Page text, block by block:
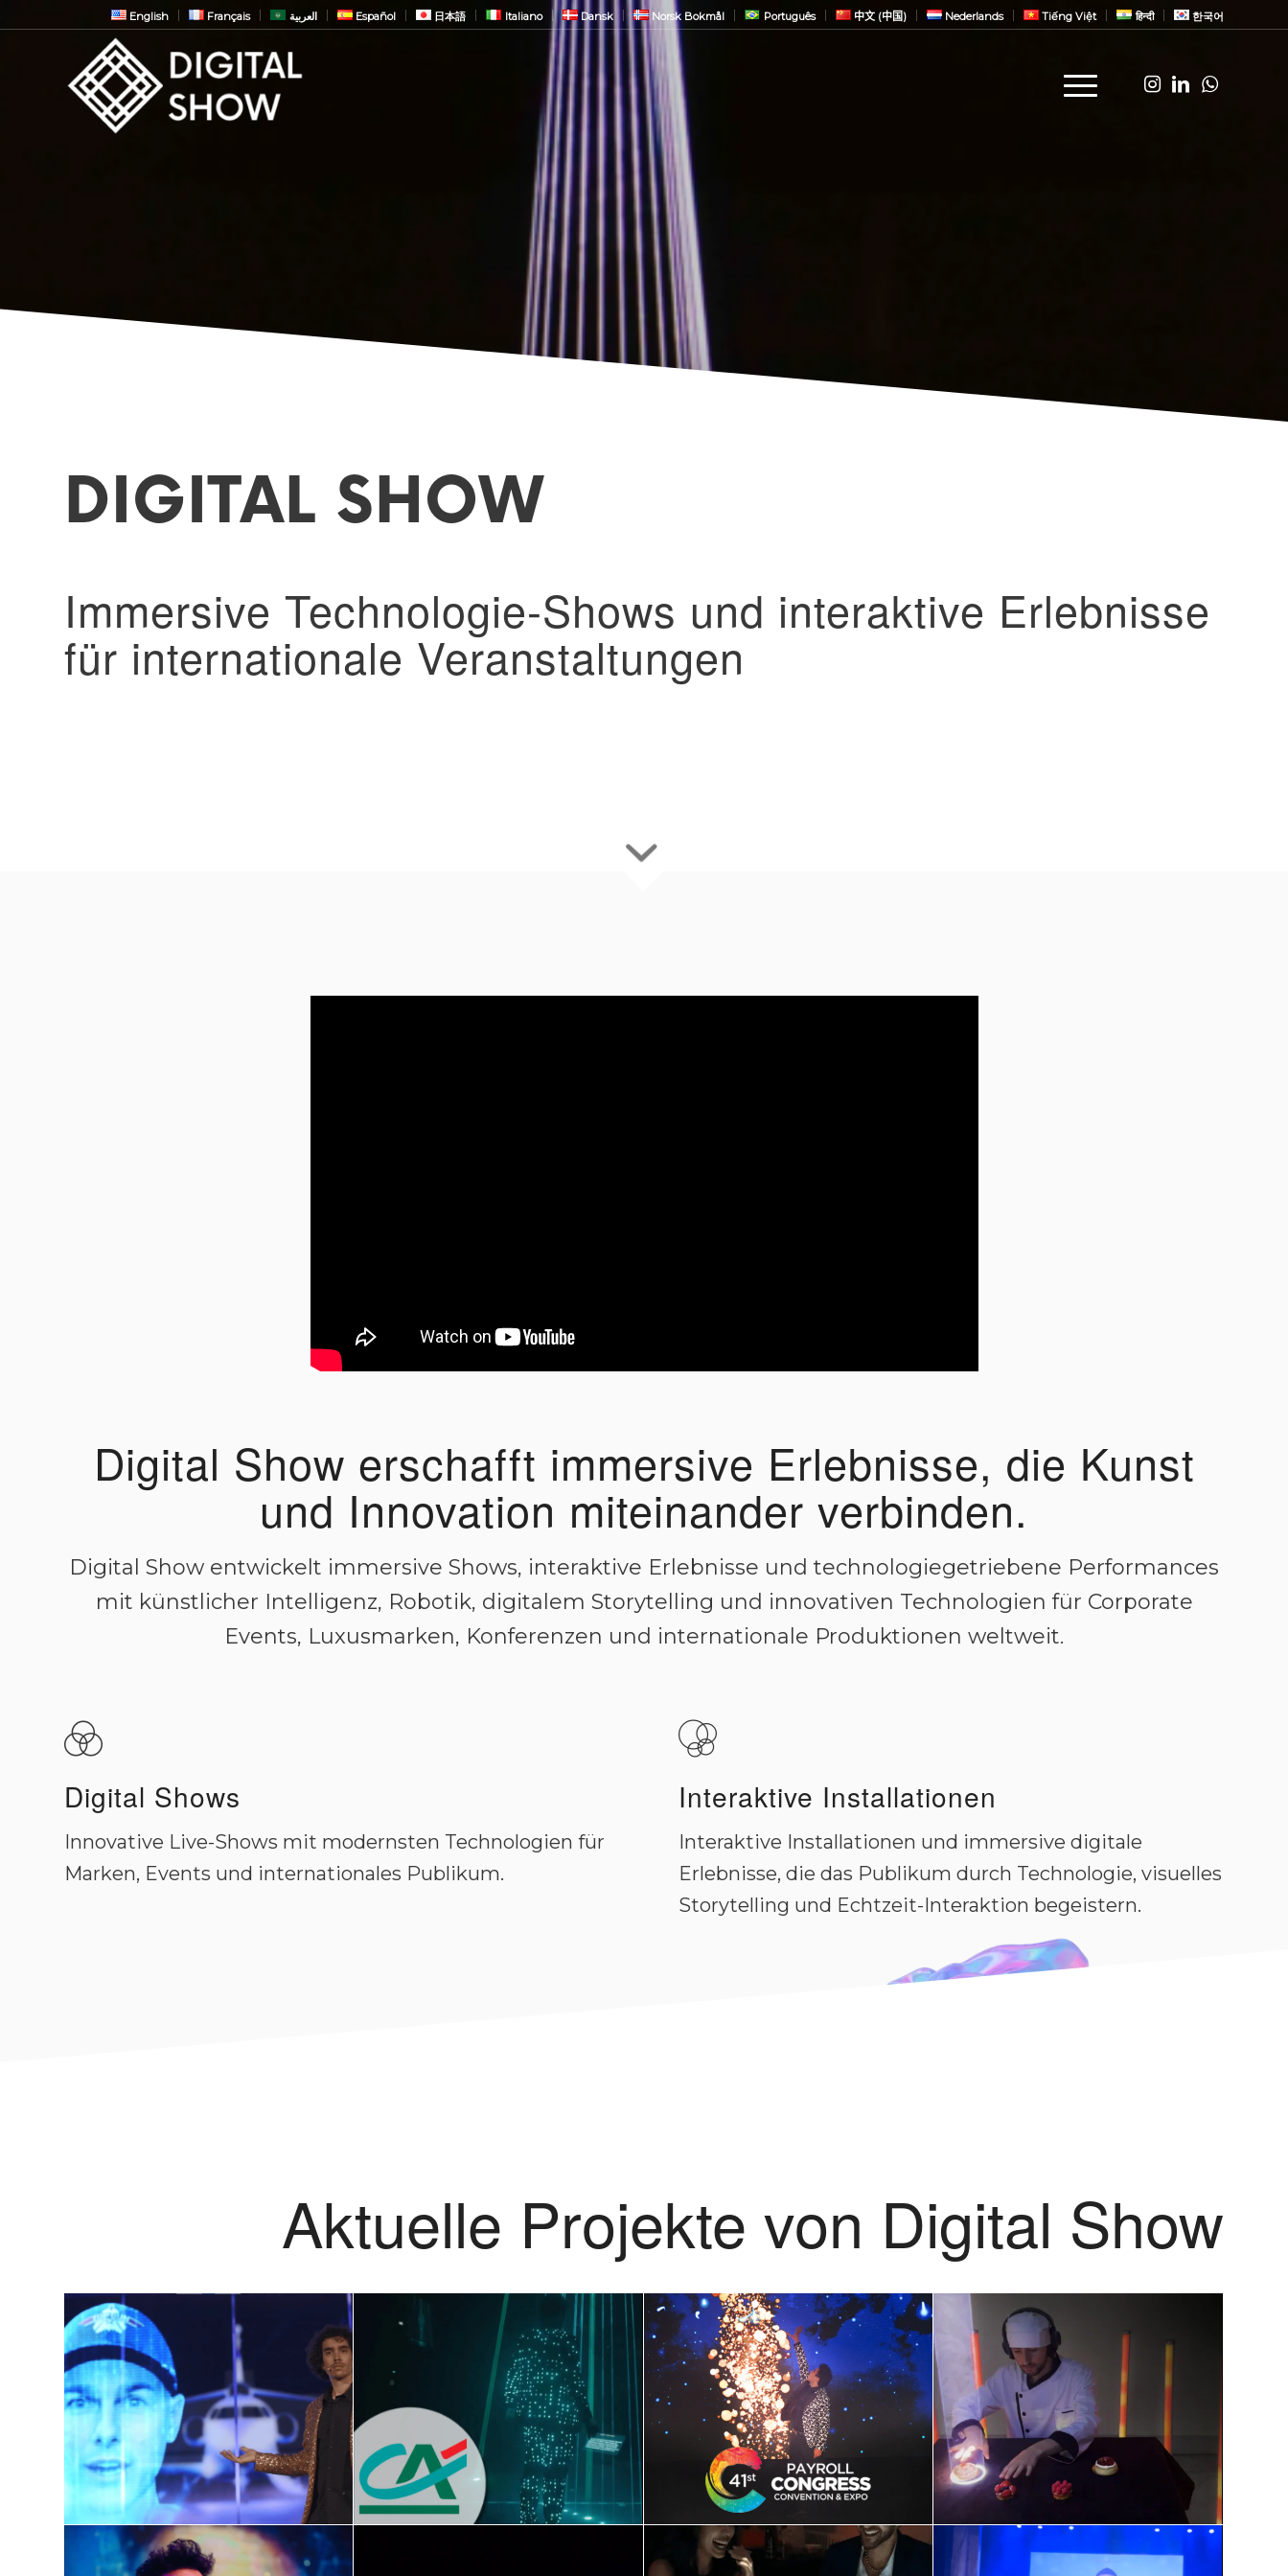
English Français العربية Español 日本語 Italiano Dansk Norsk Bokmål Português 中文 (中国) Nederlands Tiếng Việt हिन्दी 한국어
DIGITAL SHOW
Immersive Technologie-Shows und interaktive Erlebnisse
für internationale Veranstaltungen
Digital Show erschafft immersive Erlebnisse, die Kunst
und Innovation miteinander verbinden.
Digital Show entwickelt immersive Shows, interaktive Erlebnisse und technologiegetriebene Performances
mit künstlicher Intelligenz, Robotik, digitalem Storytelling und innovativen Technologien für Corporate
Events, Luxusmarken, Konferenzen und internationale Produktionen weltweit.
Digital Shows
Innovative Live-Shows mit modernsten Technologien für
Marken, Events und internationales Publikum.
Interaktive Installationen
Interaktive Installationen und immersive digitale
Erlebnisse, die das Publikum durch Technologie, visuelles
Storytelling und Echtzeit-Interaktion begeistern.
Aktuelle Projekte von Digital Show
AI Magic Shows:
Magie neu
definieren mit KI
und Technologie
Februar 3, 2025
Einzigartige KI-
Show |
Maßgeschneidertes
Event-
Entertainment
Januar 26, 2026
Packendes
Spektakel: Digital
Shows
maßgeschneiderte
Laser- und
Zaubervorführung
auf dem Payroll
Live-Musikshow
mit Essen: Die
neue Art der
Unterhaltung
Juni 9, 2024
Fortschritte der